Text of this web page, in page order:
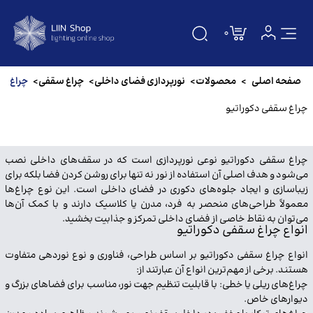
صفحه اصلی
دسته بندی
درباره ما
تماس باما
سوالات متداول
مقالات
برندها
0
صفحه اصلی > محصولات> نورپردازی فضای داخلی> چراغ‌ سقفی> چراغ
چراغ سقفی دکوراتیو
چراغ سقفی دکوراتیو نوعی نورپردازی است که در سقف‌های داخلی نصب
می‌شود و هدف اصلی آن استفاده از نور نه تنها برای روشن کردن فضا بلکه برای
زیباسازی و ایجاد جلوه‌های دکوری در فضای داخلی است. این نوع چراغ‌ها
معمولاً طراحی‌های منحصر به فرد، مدرن یا کلاسیک دارند و با کمک آن‌ها
می‌توان به نقاط خاصی از فضای داخلی تمرکز و جذابیت بخشید.
انواع چراغ سقفی دکوراتیو
انواع چراغ سقفی دکوراتیو بر اساس طراحی، فناوری و نوع نوردهی متفاوت
هستند. برخی از مهم‌ترین انواع آن عبارتند از:
چراغ‌های ریلی یا خطی: با قابلیت تنظیم جهت نور، مناسب برای فضاهای بزرگ و
دیوارهای خاص.